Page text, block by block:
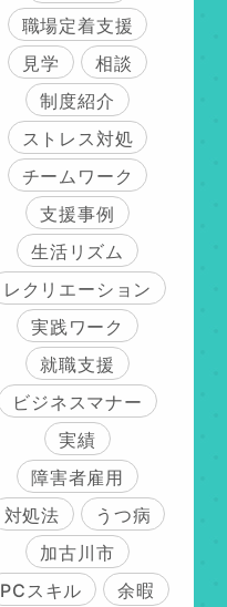
職場定着支援
見学
相談
制度紹介
ストレス対処
チームワーク
支援事例
生活リズム
レクリエーション
実践ワーク
就職支援
ビジネスマナー
実績
障害者雇用
対処法
うつ病
加古川市
PCスキル
余暇